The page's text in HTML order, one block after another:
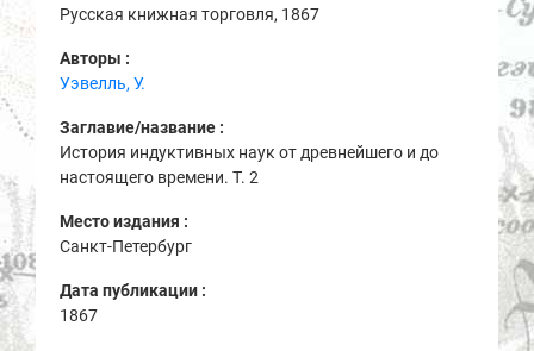
Русская книжная торговля, 1867
Авторы :
Уэвелль, У.
Заглавие/название :
История индуктивных наук от древнейшего и до
настоящего времени. Т. 2
Место издания :
Санкт-Петербург
Дата публикации :
1867